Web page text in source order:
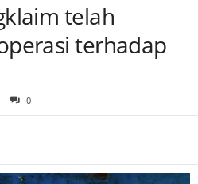
telah
terhadap
0